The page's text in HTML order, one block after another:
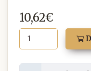
10,62€